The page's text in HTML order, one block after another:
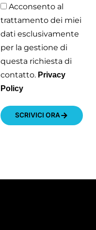
u
m
e
r
o
i
i
i
P
r
i
v
a
c
Acconsento al
trattamento dei miei
dati esclusivamente
per la gestione di
questa richiesta di
contatto. Privacy
Policy
SCRIVICI ORA